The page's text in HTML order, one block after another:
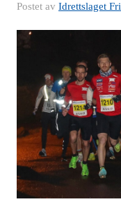
Postet av Idrettslaget Fri